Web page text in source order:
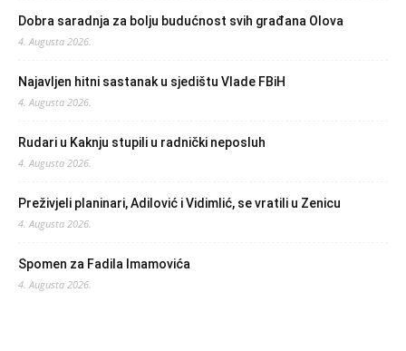
Dobra saradnja za bolju budućnost svih građana Olova
4. Augusta 2026.
Najavljen hitni sastanak u sjedištu Vlade FBiH
4. Augusta 2026.
Rudari u Kaknju stupili u radnički neposluh
4. Augusta 2026.
Preživjeli planinari, Adilović i Vidimlić, se vratili u Zenicu
4. Augusta 2026.
Spomen za Fadila Imamovića
4. Augusta 2026.